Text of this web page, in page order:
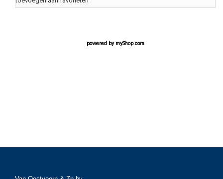
powered by myShop.com